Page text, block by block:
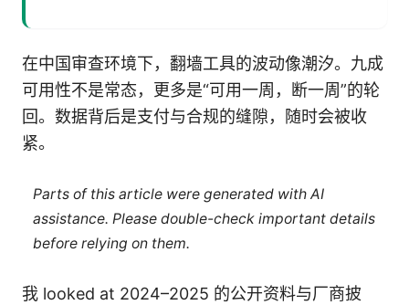
在中国审查环境下，翻墙工具的波动像潮汐。九成
可用性不是常态，更多是“可用一周，断一周”的轮
回。数据背后是支付与合规的缝隙，随时会被收
紧。
Parts of this article were generated with AI
assistance. Please double-check important details
before relying on them.
我 looked at 2024–2025 的公开资料与厂商披